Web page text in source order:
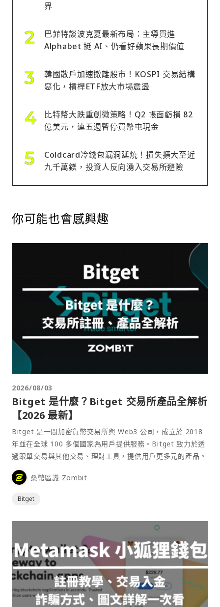
界
巴菲特談波克夏最新布局：主導買進
Alphabet 挺 AI、仍看好蘋果長期價值
韓國散戶加速撤離股市！KOSPI 交易結構
惡化，槓桿ETF放大市場震盪
比特幣大跌重創微策略！Q2 帳面虧損 82
億美元，連五週暫停買幣屯現金
Coldcard冷錢包漏洞延燒！損失擴大至近
九千萬鎂，投資人反向湧入交易所避險
你可能也會感興趣
2026/08/03
Bitget 是什麼？Bitget 交易所產品全解析
【2026 最新】
Bitget 是一間加密貨幣交易所與 Web3 公司，成立於 2018
年並在全球 100 多個國家為用戶提供服務。Bitget 致力於透
過跟單交易與其他交易、理財工具，提供用戶更多元的產品。
桑幣區識 Zombit
Bitget